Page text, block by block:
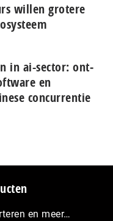
willen grotere
in ai-sector: ont­
en
con­cur­ren­tie
en meer…